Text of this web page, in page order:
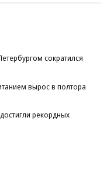
сократился
вырос в полтора
рекордных